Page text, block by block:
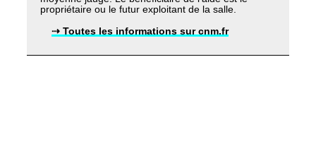
propriétaire ou le futur exploitant de la salle.
⇢ Toutes les informations sur cnm.fr